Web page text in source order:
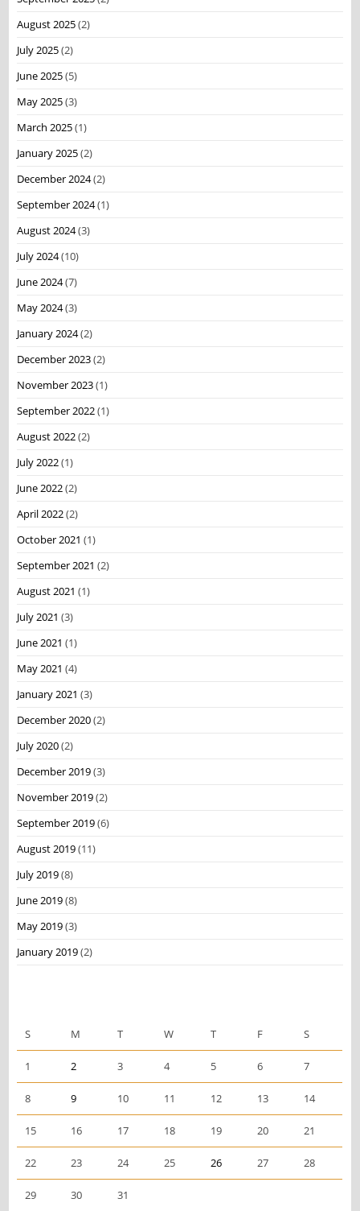
August 2025(2)
July 2025(2)
June 2025(5)
May 2025(3)
March 2025(1)
January 2025(2)
December 2024(2)
September 2024(1)
August 2024(3)
July 2024(10)
June 2024(7)
May 2024(3)
January 2024(2)
December 2023(2)
November 2023(1)
September 2022(1)
August 2022(2)
July 2022(1)
June 2022(2)
April 2022(2)
October 2021 (1)
September 2021 (2)
August 2021 (1)
July 2021 (3)
June 2021 (1)
May 2021 (4)
January 2021 (3)
December 2020(2)
July 2020(2)
December 2019(3)
November 2019(2)
September 2019(6)
August 2019(11)
July 2019(8)
June 2019(8)
May 2019(3)
January 2019(2)
S
M T W T F S
1 2 3 4 5 6 7
8 9 10 11 12 13 14
15 16 17 18 19 20 21
22 23 24 25 26 27 28
29 30 31